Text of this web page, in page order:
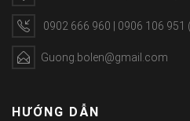
0902 666 960 | 0906 106
Guong.bolen@gmail.com
HƯỚNG DẪN